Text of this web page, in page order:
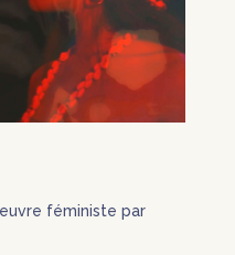
féministe par